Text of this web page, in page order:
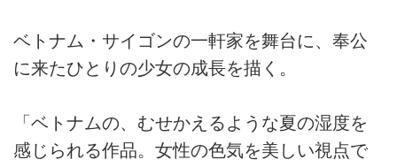
ベトナム・サイゴンの一軒家を舞台に、奉公
に来たひとりの少女の成長を描く。
「ベトナムの、むせかえるような夏の湿度を
感じられる作品。女性の色気を美しい視点で